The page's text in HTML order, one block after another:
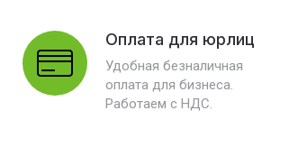
Оплата для юрлиц
Удобная безналичная
оплата для бизнеса.
Работаем с НДС.